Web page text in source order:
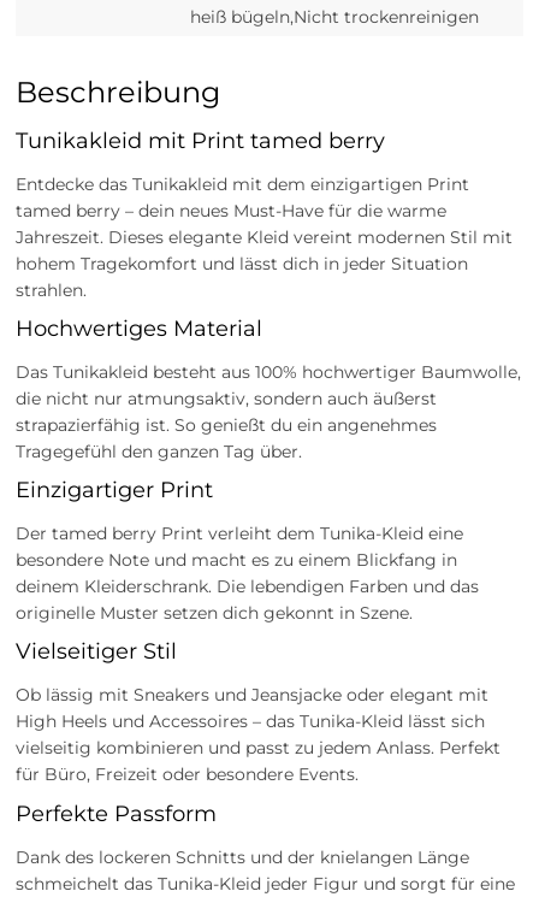
heiß bügeln,Nicht trockenreinigen
Beschreibung
Tunikakleid mit Print tamed berry
Entdecke das Tunikakleid mit dem einzigartigen Print
tamed berry – dein neues Must-Have für die warme
Jahreszeit. Dieses elegante Kleid vereint modernen Stil mit
hohem Tragekomfort und lässt dich in jeder Situation
strahlen.
Hochwertiges Material
Das Tunikakleid besteht aus 100% hochwertiger Baumwolle,
die nicht nur atmungsaktiv, sondern auch äußerst
strapazierfähig ist. So genießt du ein angenehmes
Tragegefühl den ganzen Tag über.
Einzigartiger Print
Der tamed berry Print verleiht dem Tunika-Kleid eine
besondere Note und macht es zu einem Blickfang in
deinem Kleiderschrank. Die lebendigen Farben und das
originelle Muster setzen dich gekonnt in Szene.
Vielseitiger Stil
Ob lässig mit Sneakers und Jeansjacke oder elegant mit
High Heels und Accessoires – das Tunika-Kleid lässt sich
vielseitig kombinieren und passt zu jedem Anlass. Perfekt
für Büro, Freizeit oder besondere Events.
Perfekte Passform
Dank des lockeren Schnitts und der knielangen Länge
schmeichelt das Tunika-Kleid jeder Figur und sorgt für eine